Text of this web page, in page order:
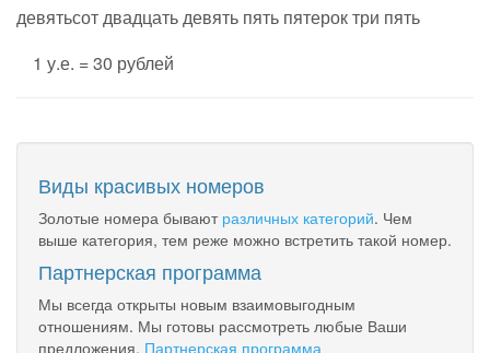
девятьсот двадцать девять пять пятерок три пять
1 у.е. = 30 рублей
Виды красивых номеров
Золотые номера бывают различных категорий. Чем
выше категория, тем реже можно встретить такой номер.
Партнерская программа
Мы всегда открыты новым взаимовыгодным
отношениям. Мы готовы рассмотреть любые Ваши
предложения. Партнерская программа